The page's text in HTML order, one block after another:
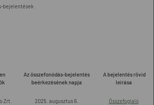
bejelentések
Az összefonódás-bejelentés
beérkezésének napja
A bejelentés rövid
leírása
Zrt. 2025. augusztus 6. Összefoglaló